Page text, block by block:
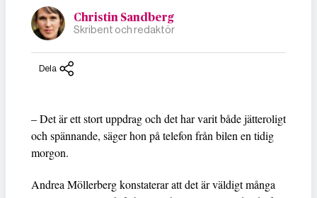
Christin Sandberg
Skribent och redaktör
Dela
– Det är ett stort uppdrag och det har varit både jätteroligt
och spännande, säger hon på telefon från bilen en tidig
morgon.
Andrea Möllerberg konstaterar att det är väldigt många